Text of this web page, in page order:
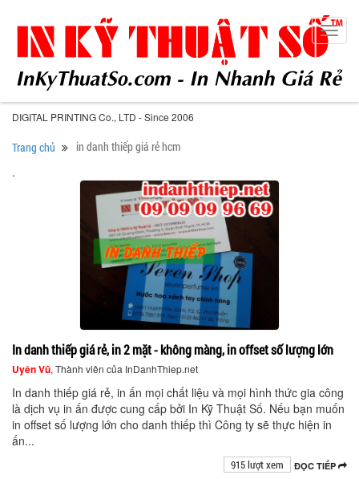
DIGITAL PRINTING Co., LTD - Since 2006
Trang chủ in danh thiếp giá rẻ hcm
.
In danh thiếp giá rẻ, in 2 mặt - không màng, in offset số lượng lớn
Uyên Vũ, Thành viên của InDanhThiep.net
In danh thiếp giá rẻ, in ấn mọi chất liệu và mọi hình thức gia công
là dịch vụ in ấn được cung cấp bởi In Kỹ Thuật Số. Nếu bạn muốn
in offset số lượng lớn cho danh thiếp thì Công ty sẽ thực hiện in
ấn...
ĐỌC TIẾP
915 lượt xem